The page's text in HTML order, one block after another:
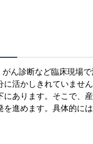
総務省通知に基づく情報公
ん診断など臨床現場
活かしきれていませ
あります。そこで、
進めます。具体的に